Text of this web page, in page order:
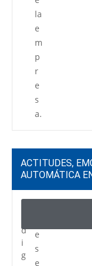
la
e
m
p
r
e
s
a.
ACTITUDES,
AUTOMÁTICA
d
i
g
e
s
e